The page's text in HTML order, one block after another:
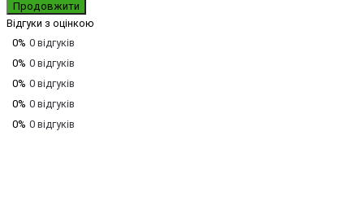
Продовжити
Відгуки з оцінкою
0% 0 відгуків
0% 0 відгуків
0% 0 відгуків
0% 0 відгуків
0% 0 відгуків